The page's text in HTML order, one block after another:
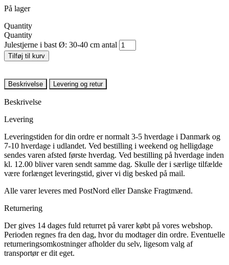
På lager
Quantity
Quantity
Julestjerne i bast Ø: 30-40 cm antal
Tilføj til kurv
Beskrivelse Levering og retur
Beskrivelse
Levering
Leveringstiden for din ordre er normalt 3-5 hverdage i Danmark og
7-10 hverdage i udlandet. Ved bestilling i weekend og helligdage
sendes varen afsted første hverdag. Ved bestilling på hverdage inden
kl. 12.00 bliver varen sendt samme dag. Skulle der i særlige tilfælde
være forlænget leveringstid, giver vi dig besked på mail.
Alle varer leveres med PostNord eller Danske Fragtmænd.
Returnering
Der gives 14 dages fuld returret på varer købt på vores webshop.
Perioden regnes fra den dag, hvor du modtager din ordre. Eventuelle
returneringsomkostninger afholder du selv, ligesom valg af
transportør er dit eget.